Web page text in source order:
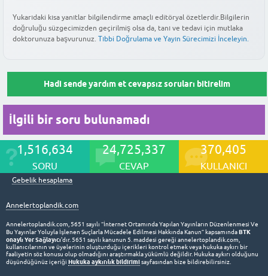
Bu yanıt faydalı oldu mu?
artışında ciddi bir duraksama görülürse, doktorunuz beslenme
önerileri veya ek tetkikler ile durumu yakından izleyecektir.
ürünleri ve taze sebze tüketimine ağırlık verilmesi, bebeğin
ihtiyacı olan besin öğelerini almasını destekler. Ayrıca gün
Bu yanıt faydalı oldu mu?
ölçümlerinde bebeğin baş çevresi, karın çevresi ve uyluk kemiği
uzunluğunun beklenen persentil değerlerinin altında kalmasıyla
anlaşılır. Tek başına bir ölçüm sonucuna bakmak yerine, bebeğin
kontrollerde beklenen artışı göstermiyorsa, doktorunuz doppler
ultrason gibi detaylı incelemelerle plasenta kan akışını kontrol
Yukarıdaki kısa yanıtlar bilgilendirme amaçlı editöryal özetlerdir.Bilgilerin
doğruluğu süzgecimizden geçirilmiş olsa da, tanı ve tedavi için mutlaka
doktorunuza başvurunuz. Tıbbi Doğrulama ve Yayın Sürecimizi İnceleyin.
Hadi sende yardım et cevapsız soruları bitirelim
İlgili bir soru bulunamadı
1,516,634
SORU
24,725,337
CEVAP
370,405
KULLANICI
Gebelik hesaplama
Annelertoplandik.com
Annelertoplandik.com, 5651 sayılı “İnternet Ortamında Yapılan Yayınların Düzenlenmesi Ve
Bu Yayınlar Yoluyla İşlenen Suçlarla Mücadele Edilmesi Hakkında Kanun” kapsamındaBTK
onaylı Yer Sağlayıcı'dır. 5651 sayılı kanunun 5. maddesi gereği annelertoplandik.com,
kullanıcılarının ve üyelerinin oluşturduğu içerikleri kontrol etmek veya hukuka aykırı bir
faaliyetin söz konusu olup olmadığını araştırmakla yükümlü değildir. Hukuka aykırı olduğunu
düşündüğünüz içeriği Hukuka aykırılık bildirimisayfasından bize bildirebilirsiniz.